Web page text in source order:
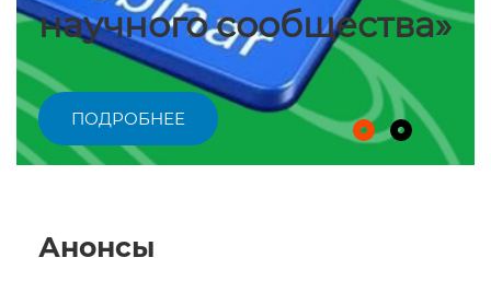
научного сообщества»
ПОДРОБНЕЕ
Анонсы